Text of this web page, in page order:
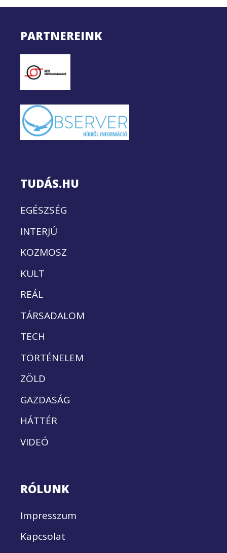
PARTNEREINK
TUDÁS.HU
EGÉSZSÉG
INTERJÚ
KOZMOSZ
KULT
REÁL
TÁRSADALOM
TECH
TÖRTÉNELEM
ZÖLD
GAZDASÁG
HÁTTÉR
VIDEÓ
RÓLUNK
Impresszum
Kapcsolat